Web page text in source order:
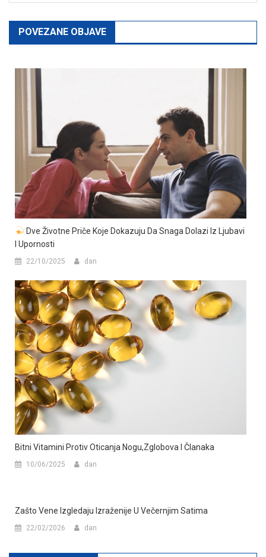
POVEZANE OBJAVE
Dve Životne Priče Koje Dokazuju Da Snaga Dolazi Iz Ljubavi
I Upornosti
22/10/2025 dan
Bitni Vitamini Protiv Oticanja Nogu,zglobova I Članaka
10/06/2025 dan
Zašto Vene Izgledaju Izraženije U Večernjim Satima
22/02/2026 dan